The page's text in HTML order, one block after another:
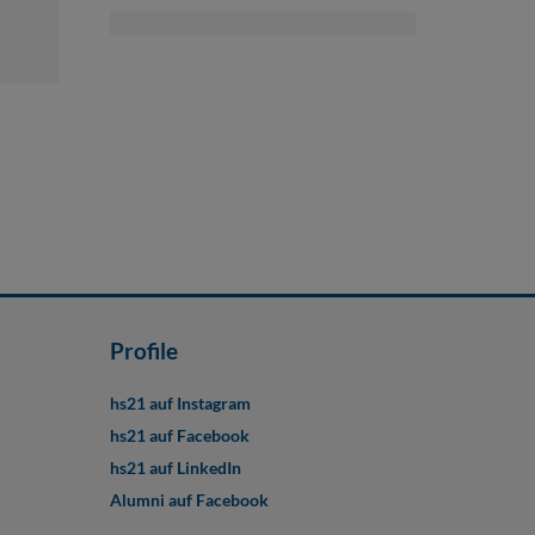
Profile
hs21 auf Instagram
hs21 auf Facebook
hs21 auf LinkedIn
Alumni auf Facebook